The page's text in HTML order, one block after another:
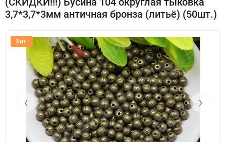
3,7*3,7*3мм античная бронза (литьё) (50шт.)
Хит!
‹ ›